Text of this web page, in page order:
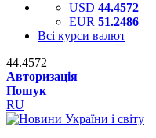
USD 44.4572
EUR 51.2486
Всі курси валют
44.4572
Авторизація
Пошук
RU